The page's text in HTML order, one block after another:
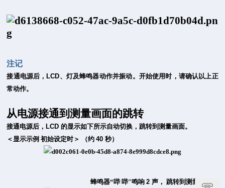
注记
接通电源后， LCD、灯及蜂鸣器动作并振动。开始使用时，请确认以上正
常动作。
从电源接通到测量画面的跳转
接通电源后， LCD的显示如下所示自动切换，跳转到测量画面。
＜显示示例 初始设定时＞ （约40秒）
蜂鸣器“哔 哔"鸣响 2 声， 跳转到测量画面。